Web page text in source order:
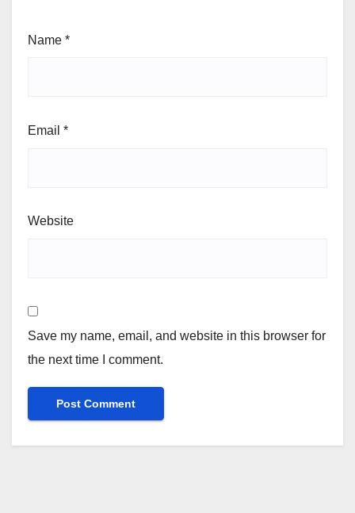
Name *
Email *
Website
Save my name, email, and website in this browser for
the next time I comment.